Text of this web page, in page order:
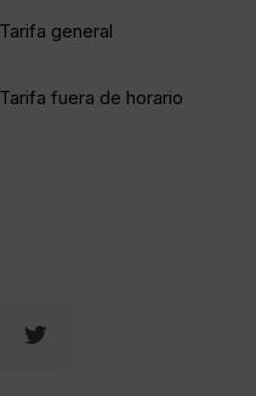
Tarifa general
Tarifa fuera de horario